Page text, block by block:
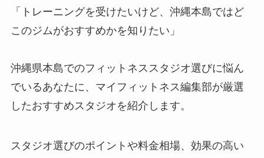
「トレーニングを受けたいけど、沖縄本島ではど
このジムがおすすめかを知りたい」
沖縄県本島でのフィットネススタジオ選びに悩ん
でいるあなたに、マイフィットネス編集部が厳選
したおすすめスタジオを紹介します。
スタジオ選びのポイントや料金相場、効果の高い